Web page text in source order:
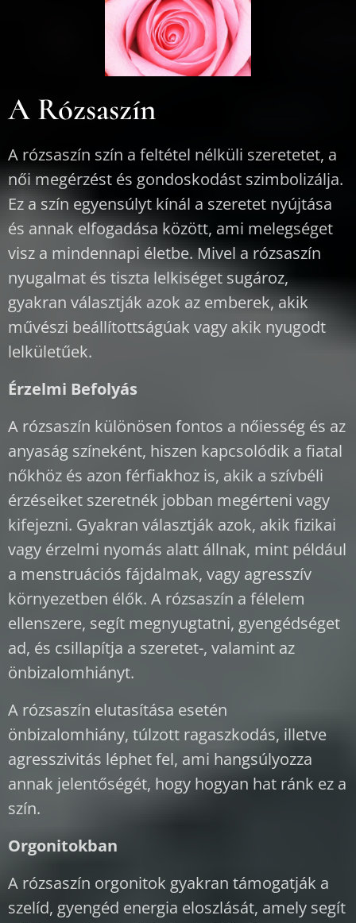
A Rózsaszín
A rózsaszín szín a feltétel nélküli szeretetet, a
női megérzést és gondoskodást szimbolizálja.
Ez a szín egyensúlyt kínál a szeretet nyújtása
és annak elfogadása között, ami melegséget
visz a mindennapi életbe. Mivel a rózsaszín
nyugalmat és tiszta lelkiséget sugároz,
gyakran választják azok az emberek, akik
művészi beállítottságúak vagy akik nyugodt
lelkületűek.
Érzelmi Befolyás
A rózsaszín különösen fontos a nőiesség és az
anyaság színeként, hiszen kapcsolódik a fiatal
nőkhöz és azon férfiakhoz is, akik a szívbéli
érzéseiket szeretnék jobban megérteni vagy
kifejezni. Gyakran választják azok, akik fizikai
vagy érzelmi nyomás alatt állnak, mint például
a menstruációs fájdalmak, vagy agresszív
környezetben élők. A rózsaszín a félelem
ellenszere, segít megnyugtatni, gyengédséget
ad, és csillapítja a szeretet-, valamint az
önbizalomhiányt.
A rózsaszín elutasítása esetén
önbizalomhiány, túlzott ragaszkodás, illetve
agresszivitás léphet fel, ami hangsúlyozza
annak jelentőségét, hogy hogyan hat ránk ez a
szín.
Orgonitokban
A rózsaszín orgonitok gyakran támogatják a
szelíd, gyengéd energia eloszlását, amely segít